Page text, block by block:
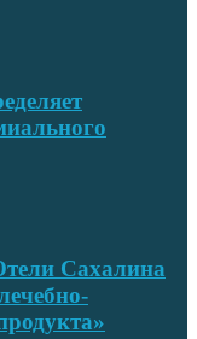
Сахалина